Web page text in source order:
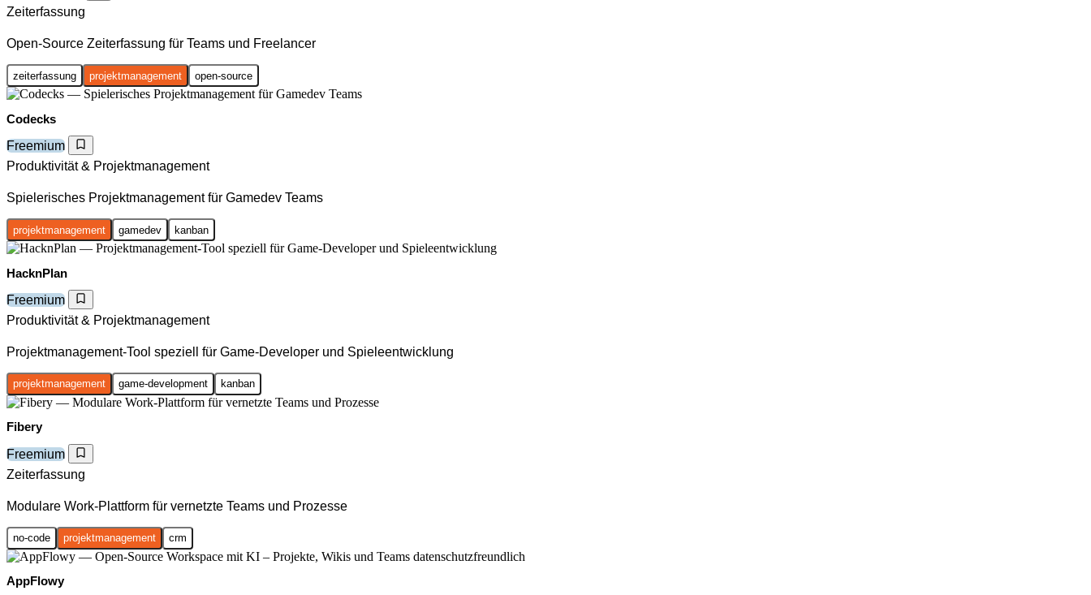
Zeiterfassung
Open-Source Zeiterfassung für Teams und Freelancer
zeiterfassung projektmanagement open-source
Codecks
Freemium
Produktivität & Projektmanagement
Spielerisches Projektmanagement für Gamedev Teams
projektmanagement gamedev kanban
HacknPlan
Freemium
Produktivität & Projektmanagement
Projektmanagement-Tool speziell für Game-Developer und Spieleentwicklung
projektmanagement game-development kanban
Fibery
Freemium
Zeiterfassung
Modulare Work-Plattform für vernetzte Teams und Prozesse
no-code projektmanagement crm
AppFlowy